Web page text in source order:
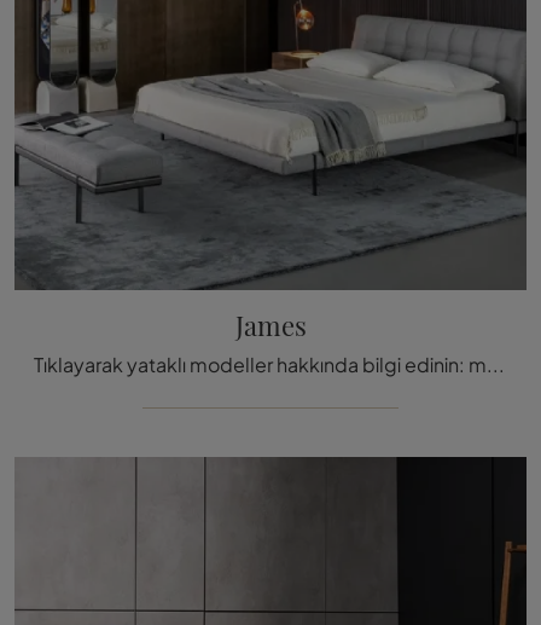
James
Tıklayarak yataklı modeller hakkında bilgi edinin: modern çift kişilik modellere ilgi duyarsanız, James Bonaldo modeli siz